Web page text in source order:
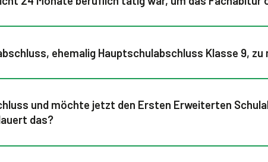
ehemalig Hauptschulabschluss Klasse 9, zu
und möchte jetzt den Ersten Erweiterten
das?